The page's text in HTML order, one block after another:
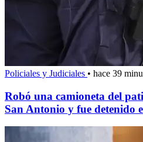
Policiales y Judiciales • hace 39
Robó una camioneta del
San Antonio y fue detenido